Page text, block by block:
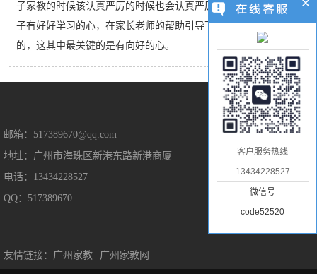
子家教的时候该认真严厉的时候也会认真严厉。我觉得，只要孩
子有好好学习的心，在家长老师的帮助引导下，是能取得好成绩
的，这其中最关键的是有向好的心。
邮箱：517389670@qq.com
地址：广州市海珠区新港东路新港商厦
电话：13434228527
QQ：517389670
售后保障
售后服务
隐私保护
免责声明
友情链接： 广州家教 广州家教网
客户服务热线
13434228527
微信号
code52520